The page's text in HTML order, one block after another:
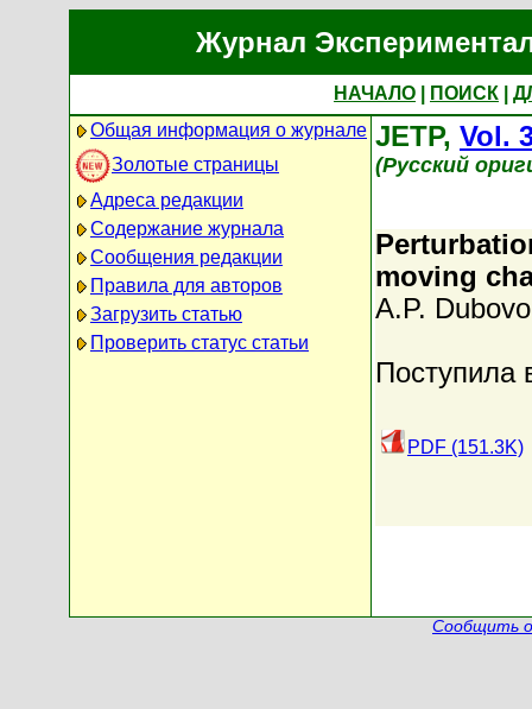
Журнал
НАЧАЛО ПОИСК
Общая информация о журнале
Золотые страницы
Адреса редакции
Содержание журнала
Сообщения редакции
Правила для авторов
Загрузить статью
Проверить статус статьи
JETP, Vol.
(Русский
moving
A.P.
Поступила
PDF (151.3K)
Сообщить о